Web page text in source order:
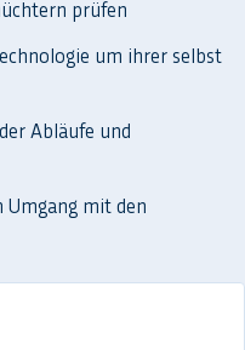
prüfen
um ihrer selbst
Abläufe und
mit den